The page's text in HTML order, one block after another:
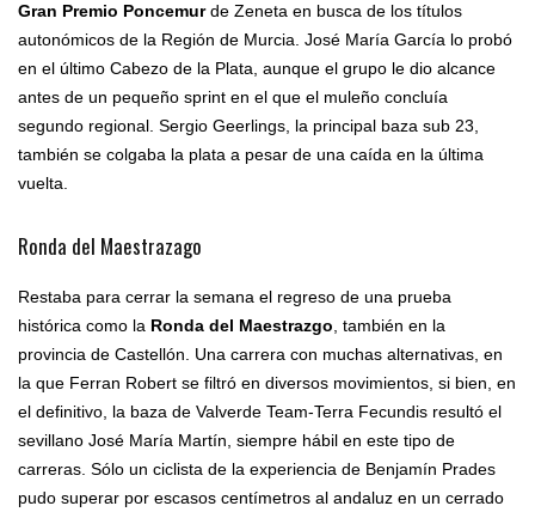
Gran Premio Poncemurde Zeneta en busca de los títulos
autonómicos de la Región de Murcia. José María García lo probó
en el último Cabezo de la Plata, aunque el grupo le dio alcance
antes de un pequeño sprint en el que el muleño concluía
segundo regional. Sergio Geerlings, la principal baza sub 23,
también se colgaba la plata a pesar de una caída en la última
vuelta.
Ronda del Maestrazago
Restaba para cerrar la semana el regreso de una prueba
histórica como la Ronda del Maestrazgo, también en la
provincia de Castellón. Una carrera con muchas alternativas, en
la que Ferran Robert se filtró en diversos movimientos, si bien, en
el definitivo, la baza de Valverde Team-Terra Fecundis resultó el
sevillano José María Martín, siempre hábil en este tipo de
carreras. Sólo un ciclista de la experiencia de Benjamín Prades
pudo superar por escasos centímetros al andaluz en un cerrado